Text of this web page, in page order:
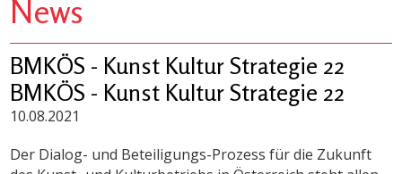
News
BMKÖS - Kunst Kultur Strategie 22
BMKÖS - Kunst Kultur Strategie 22
10.08.2021
Der Dialog- und Beteiligungs-Prozess für die Zukunft